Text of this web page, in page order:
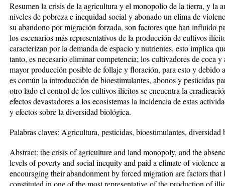
Resumen la crisis de la agricultura y el monopolio de la tierra, y la
niveles de pobreza e inequidad social y abonado un clima de
su abandono por migración forzada, son factores que han influido
los escenarios más representativos de la producción de cultivos
caracterizan por la demanda de espacio y nutrientes, esto implica
tanto, es necesario eliminar competencia; los cultivadores de coca
mayor producción posible de follaje y floración, para esto y debido
es común la introducción de bioestimulantes, abonos y pesticidas
otro lado el control de los cultivos ilícitos se encuentra la
efectos devastadores a los ecosistemas la incidencia de estas
y efectos sobre la diversidad biológica.
Palabras claves: Agricultura, pesticidas, bioestimulantes, diversidad
Abstract: the crisis of agriculture and land monopoly, and the
levels of poverty and social inequity and paid a climate of violence
encouraging their abandonment by forced migration are factors
constituted in one of the most representative of the production of